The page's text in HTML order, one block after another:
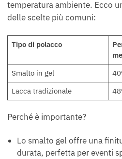
temperatura ambiente. Ecco
delle scelte più comuni:
Tipo di polacco
Smalto in gel
Lacca tradizionale
Perché è importante?
Lo smalto gel offre una
durata, perfetta per eventi